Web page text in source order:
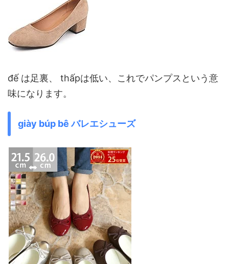
đế は足裏、 thấpは低い、これでパンプスという意
味になります。
giày búp bê バレエシューズ